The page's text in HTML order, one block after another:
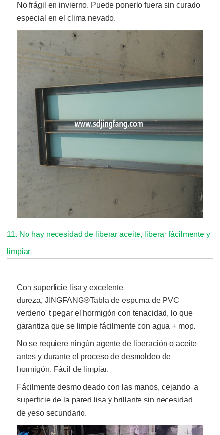
No frágil en invierno. Puede ponerlo fuera sin curado
especial en el clima nevado.
11. No hay necesidad de liberar aceite, liberar fácilmente y
limpiar
Con superficie lisa y excelente
dureza,JINGFANG®Tabla de espuma de PVC
verdeno' t pegar el hormigón con tenacidad, lo que
garantiza que se limpie fácilmente con agua + mop.
No se requiere ningún agente de liberación o aceite
antes y durante el proceso de desmoldeo de
hormigón. Fácil de limpiar.
Fácilmente desmoldeado con las manos, dejando la
superficie de la pared lisa y brillante sin necesidad
de yeso secundario.